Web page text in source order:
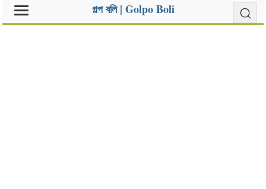
গল্প বলি | Golpo Boli